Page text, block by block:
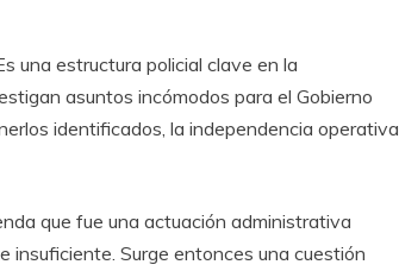
una estructura policial clave en la
asuntos incómodos para el Gobierno
identificados, la independencia operativa
que fue una actuación administrativa
insuficiente. Surge entonces una cuestión